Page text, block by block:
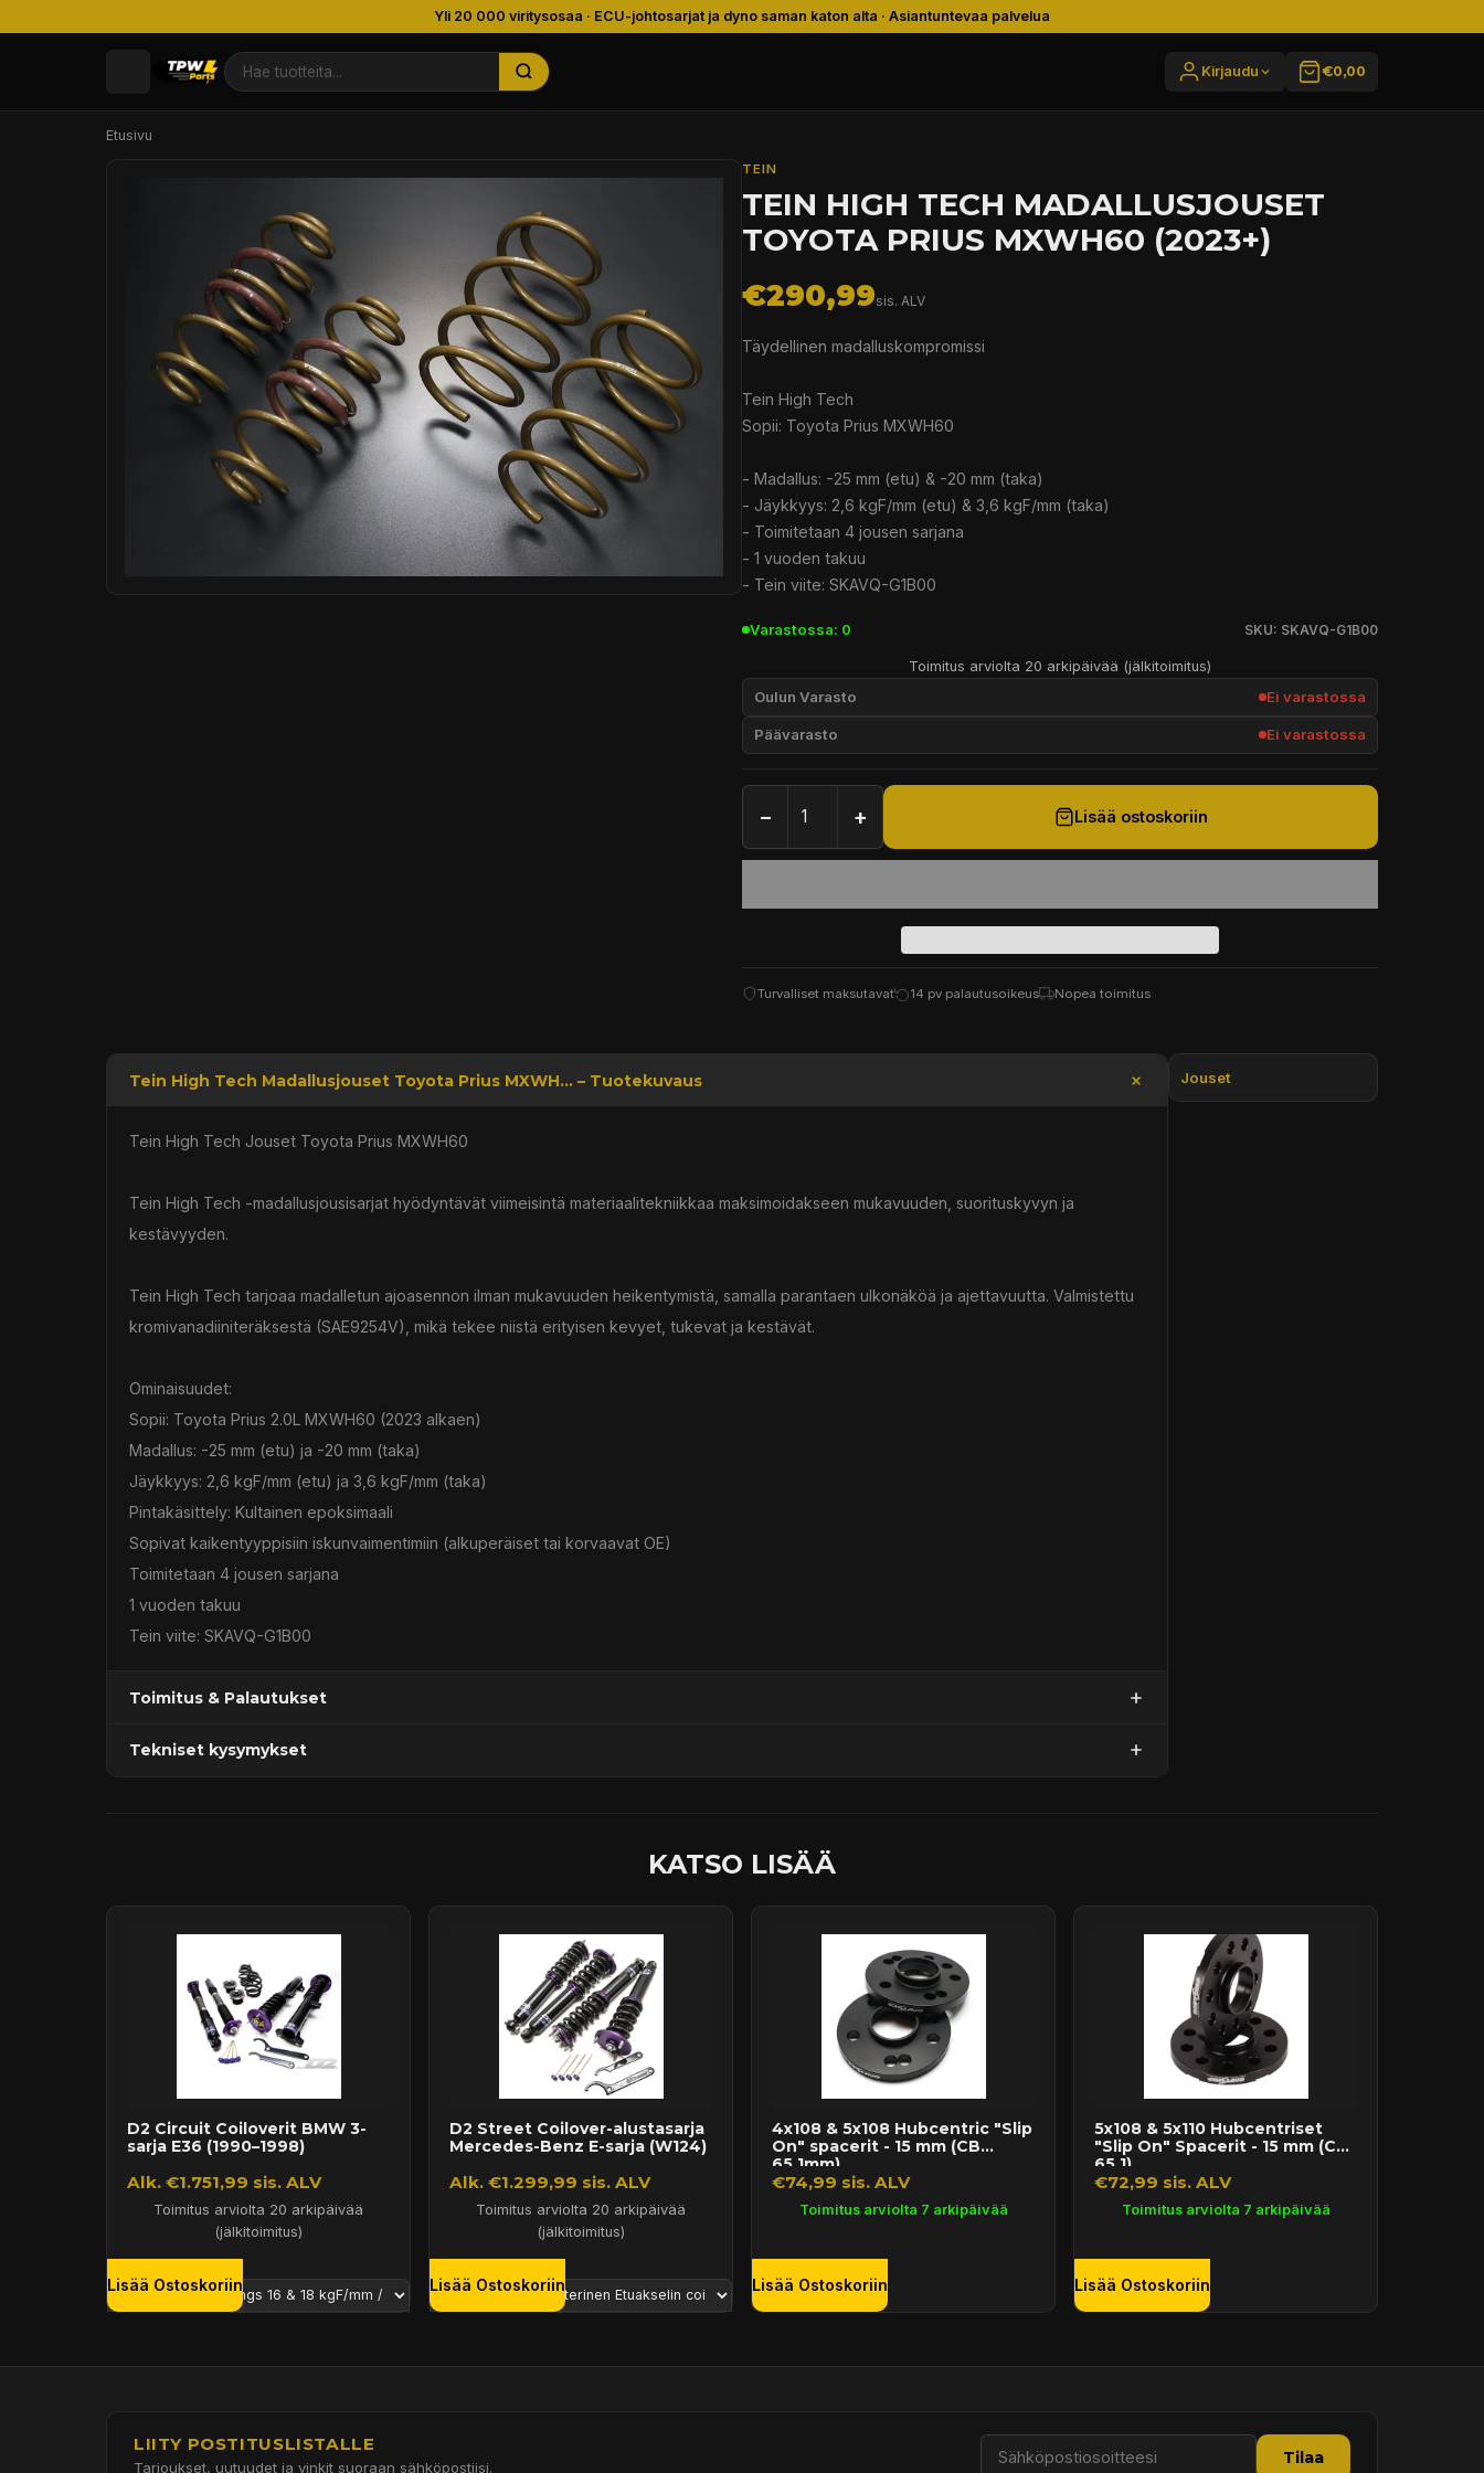
Yli 20 000 viritysosaa · ECU-johtosarjat ja dyno saman katon alta · Asiantuntevaa palvelua
Kirjaudu €0,00
Etusivu
TEIN
TEIN HIGH TECH MADALLUSJOUSET
TOYOTA PRIUS MXWH60 (2023+)
€290,99sis. ALV
Täydellinen madalluskompromissi
Tein High Tech
Sopii: Toyota Prius MXWH60
- Madallus: -25 mm (etu) & -20 mm (taka)
- Jäykkyys: 2,6 kgF/mm (etu) & 3,6 kgF/mm (taka)
- Toimitetaan 4 jousen sarjana
- 1 vuoden takuu
- Tein viite: SKAVQ-G1B00
Varastossa: 0 SKU: SKAVQ-G1B00
Toimitus arviolta 20 arkipäivää (jälkitoimitus)
Oulun Varasto Ei varastossa
Päävarasto Ei varastossa
− + Lisää ostoskoriin
Turvalliset maksutavat 14 pv palautusoikeus Nopea toimitus
Tein High Tech Madallusjouset Toyota Prius MXWH... – Tuotekuvaus
Tein High Tech Jouset Toyota Prius MXWH60
Tein High Tech -madallusjousisarjat hyödyntävät viimeisintä materiaalitekniikkaa maksimoidakseen mukavuuden, suorituskyvyn ja
kestävyyden.
Tein High Tech tarjoaa madalletun ajoasennon ilman mukavuuden heikentymistä, samalla parantaen ulkonäköä ja ajettavuutta. Valmistettu
kromivanadiiniteräksestä (SAE9254V), mikä tekee niistä erityisen kevyet, tukevat ja kestävät.
Ominaisuudet:
Sopii: Toyota Prius 2.0L MXWH60 (2023 alkaen)
Madallus: -25 mm (etu) ja -20 mm (taka)
Jäykkyys: 2,6 kgF/mm (etu) ja 3,6 kgF/mm (taka)
Pintakäsittely: Kultainen epoksimaali
Sopivat kaikentyyppisiin iskunvaimentimiin (alkuperäiset tai korvaavat OE)
Toimitetaan 4 jousen sarjana
1 vuoden takuu
Tein viite: SKAVQ-G1B00
Toimitus & Palautukset
Tekniset kysymykset
Jouset
KATSO LISÄÄ
D2 Circuit Coiloverit BMW 3-
sarja E36 (1990–1998)
Alk. €1.751,99 sis. ALV
Toimitus arviolta 20 arkipäivää
(jälkitoimitus)
Lisää Ostoskoriin
D2 Street Coilover-alustasarja
Mercedes-Benz E-sarja (W124)
Alk. €1.299,99 sis. ALV
Toimitus arviolta 20 arkipäivää
(jälkitoimitus)
Lisää Ostoskoriin
4x108 & 5x108 Hubcentric "Slip
On" spacerit - 15 mm (CB
65,1mm)
€74,99 sis. ALV
Toimitus arviolta 7 arkipäivää
Lisää Ostoskoriin
5x108 & 5x110 Hubcentriset
"Slip On" Spacerit - 15 mm (CB
65.1)
€72,99 sis. ALV
Toimitus arviolta 7 arkipäivää
Lisää Ostoskoriin
LIITY POSTITUSLISTALLE
Tarjoukset, uutuudet ja vinkit suoraan sähköpostiisi.
Tilaa